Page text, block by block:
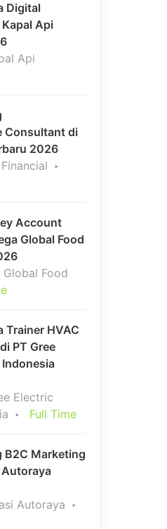
Digital
Api
Api
Consultant di
2026
Account
Global Food
Global Food
Trainer HVAC
PT Gree
Electric
Full Time
B2C Marketing
Autoraya
Autoraya